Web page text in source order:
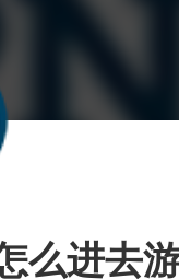
么进去